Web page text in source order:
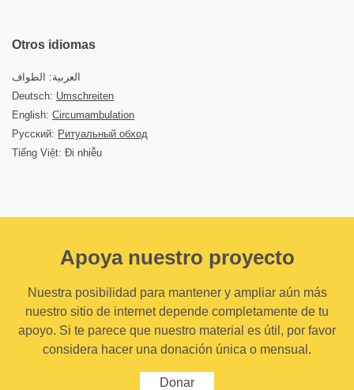
Otros idiomas
العربية: الطواف
Deutsch: Umschreiten
English: Circumambulation
Русский: Ритуальный обход
Tiếng Việt: Đi nhiễu
Apoya nuestro proyecto
Nuestra posibilidad para mantener y ampliar aún más
nuestro sitio de internet depende completamente de tu
apoyo. Si te parece que nuestro material es útil, por favor
considera hacer una donación única o mensual.
Donar